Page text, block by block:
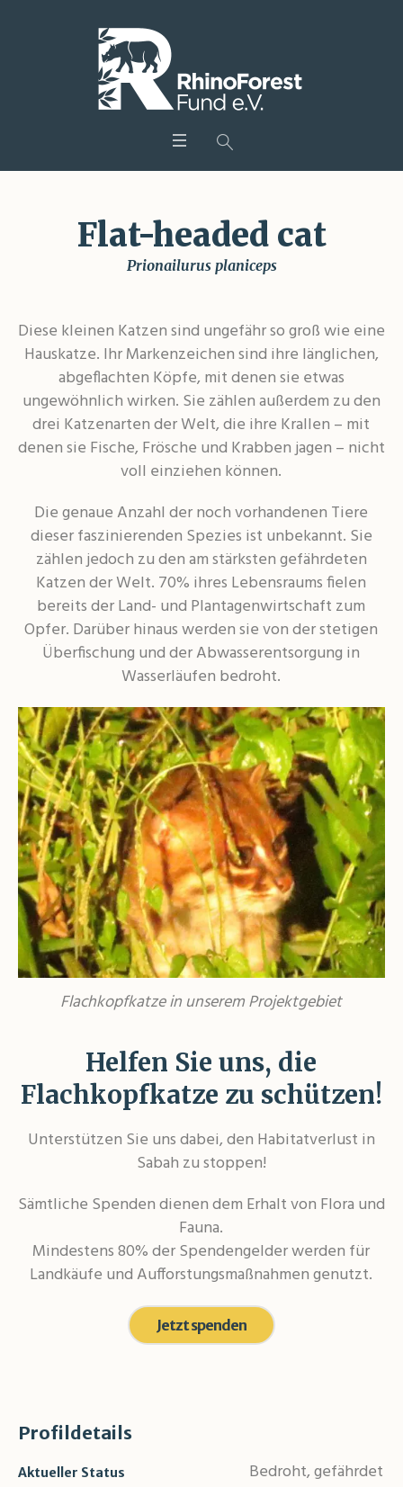
Flat-headed cat
Prionailurus planiceps
Diese kleinen Katzen sind ungefähr so groß wie eine
Hauskatze. Ihr Markenzeichen sind ihre länglichen,
abgeflachten Köpfe, mit denen sie etwas
ungewöhnlich wirken. Sie zählen außerdem zu den
drei Katzenarten der Welt, die ihre Krallen – mit
denen sie Fische, Frösche und Krabben jagen – nicht
voll einziehen können.
Die genaue Anzahl der noch vorhandenen Tiere
dieser faszinierenden Spezies ist unbekannt. Sie
zählen jedoch zu den am stärksten gefährdeten
Katzen der Welt. 70% ihres Lebensraums fielen
bereits der Land- und Plantagenwirtschaft zum
Opfer. Darüber hinaus werden sie von der stetigen
Überfischung und der Abwasserentsorgung in
Wasserläufen bedroht.
Flachkopfkatze in unserem Projektgebiet
Helfen Sie uns, die
Flachkopfkatze zu schützen!
Unterstützen Sie uns dabei, den Habitatverlust in
Sabah zu stoppen!
Sämtliche Spenden dienen dem Erhalt von Flora und
Fauna.
Mindestens 80% der Spendengelder werden für
Landkäufe und Aufforstungsmaßnahmen genutzt.
Jetzt spenden
Profildetails
Aktueller Status Bedroht, gefährdet